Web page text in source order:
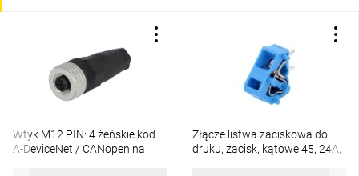
Wtyk M12 PIN: 4 żeńskie kod
A-DeviceNet / CANopen na
Złącze listwa zaciskowa do
druku, zacisk, kątowe 45, 24A,